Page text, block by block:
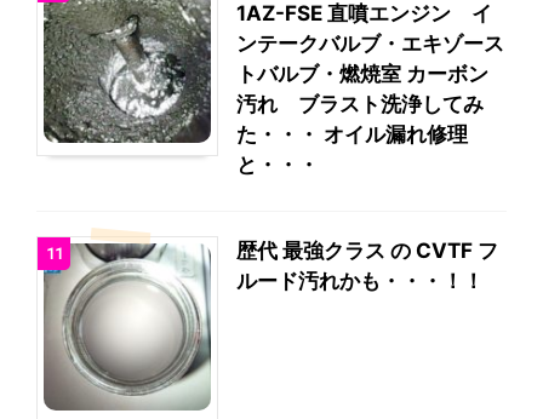
1AZ-FSE 直噴エンジン イ
ンテークバルブ・エキゾース
トバルブ・燃焼室 カーボン
汚れ ブラスト洗浄してみ
た・・・ オイル漏れ修理
と・・・
11
歴代 最強クラス の CVTF フ
ルード汚れかも・・・！！